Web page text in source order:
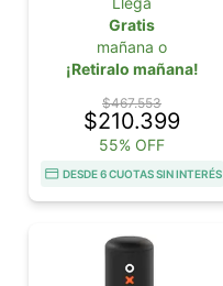
Gratis
mañana o
¡Retiralo mañana!
$467.553
$210.399
55% OFF
DESDE 6 CUOTAS SIN INTERÉS